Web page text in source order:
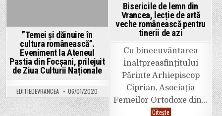
”Temei și dăinuire în
cultura românească”.
Eveniment la Ateneul
Pastia din Focșani, prilejuit
de Ziua Culturii Naționale
EDITIEDEVRANCEA 06/01/2020
Bisericile de lemn din
Vrancea, lecție de artă
veche românească pentru
tinerii de azi
Cu binecuvântarea
Înaltpreasfințitului
Părinte Arhiepiscop
Ciprian, Asociația
Femeilor Ortodoxe din…
CiteșteBisericile